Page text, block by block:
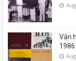
Văn
1986